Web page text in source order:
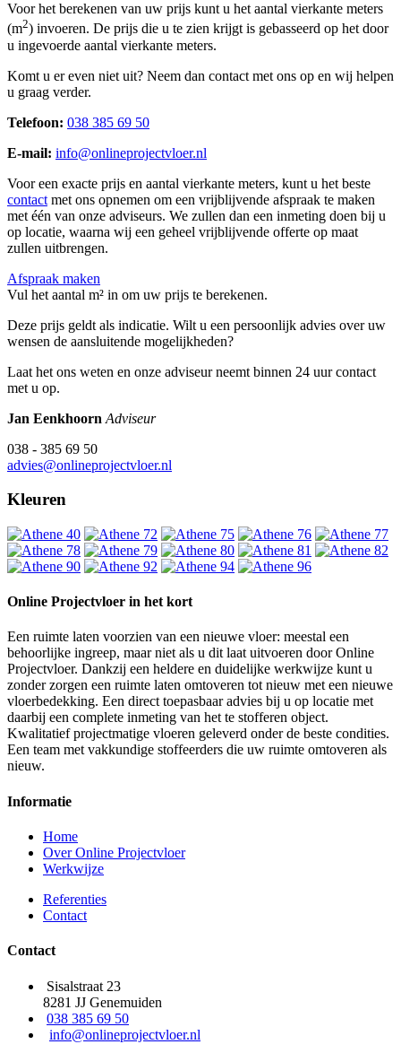
Voor het berekenen van uw prijs kunt u het aantal vierkante meters
(m2) invoeren. De prijs die u te zien krijgt is gebasseerd op het door
u ingevoerde aantal vierkante meters.
Komt u er even niet uit? Neem dan contact met ons op en wij helpen
u graag verder.
Telefoon: 038 385 69 50
E-mail: info@onlineprojectvloer.nl
Voor een exacte prijs en aantal vierkante meters, kunt u het beste
contact met ons opnemen om een vrijblijvende afspraak te maken
met één van onze adviseurs. We zullen dan een inmeting doen bij u
op locatie, waarna wij een geheel vrijblijvende offerte op maat
zullen uitbrengen.
Afspraak maken
Vul het aantal m² in om uw prijs te berekenen.
Deze prijs geldt als indicatie. Wilt u een persoonlijk advies over uw
wensen de aansluitende mogelijkheden?
Laat het ons weten en onze adviseur neemt binnen 24 uur contact
met u op.
Jan Eenkhoorn Adviseur
038 - 385 69 50
advies@onlineprojectvloer.nl
Kleuren
Online Projectvloer in het kort
Een ruimte laten voorzien van een nieuwe vloer: meestal een
behoorlijke ingreep, maar niet als u dit laat uitvoeren door Online
Projectvloer. Dankzij een heldere en duidelijke werkwijze kunt u
zonder zorgen een ruimte laten omtoveren tot nieuw met een nieuwe
vloerbedekking. Een direct toepasbaar advies bij u op locatie met
daarbij een complete inmeting van het te stofferen object.
Kwalitatief projectmatige vloeren geleverd onder de beste condities.
Een team met vakkundige stoffeerders die uw ruimte omtoveren als
nieuw.
Informatie
Home
Over Online Projectvloer
Werkwijze
Referenties
Contact
Contact
Sisalstraat 23
8281 JJ Genemuiden
038 385 69 50
info@onlineprojectvloer.nl